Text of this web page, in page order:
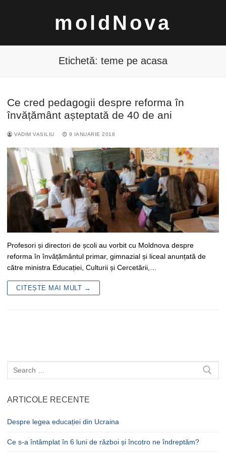
moldNova
Caută
Etichetă: teme pe acasa
Ce cred pedagogii despre reforma în
învățământ așteptată de 40 de ani
VADIM VASILIU 9 IANUARIE 2018
Profesori și directori de școli au vorbit cu Moldnova despre
reforma în învățământul primar, gimnazial și liceal anunțată de
către ministra Educației, Culturii și Cercetării,…
CITEȘTE MAI MULT →
Caută
după:
ARTICOLE RECENTE
Despre legea educației din Ucraina
Ce s-a întâmplat în 6 luni de război și încotro ne îndreptăm?